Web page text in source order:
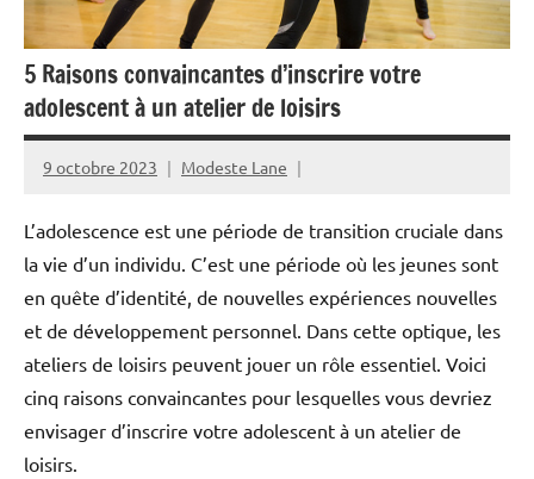
5 Raisons convaincantes d’inscrire votre
adolescent à un atelier de loisirs
9 octobre 2023 Modeste Lane
L’adolescence est une période de transition cruciale dans
la vie d’un individu. C’est une période où les jeunes sont
en quête d’identité, de nouvelles expériences nouvelles
et de développement personnel. Dans cette optique, les
ateliers de loisirs peuvent jouer un rôle essentiel. Voici
cinq raisons convaincantes pour lesquelles vous devriez
envisager d’inscrire votre adolescent à un atelier de
loisirs.